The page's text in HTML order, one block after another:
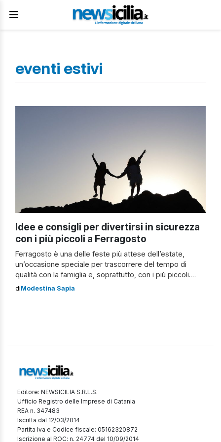
eventi estivi
Idee e consigli per divertirsi in sicurezza
con i più piccoli a Ferragosto
Ferragosto è una delle feste più attese dell’estate,
un’occasione speciale per trascorrere del tempo di
qualità con la famiglia e, soprattutto, con i più piccoli.
Tuttavia, organizzare attività che siano allo stesso
diModestina Sapia
Editore: NEWSICILIA S.R.L.S.
Ufficio Registro delle Imprese di Catania
REA n. 347483
Iscritta dal 12/03/2014
Partita Iva e Codice fiscale: 05162320872
Iscrizione al ROC: n. 24774 del 10/09/2014